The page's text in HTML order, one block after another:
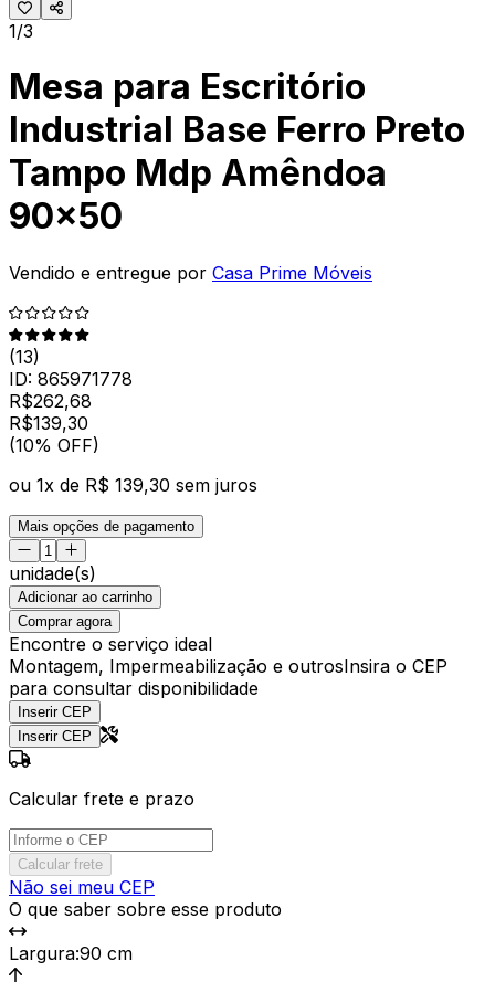
1/3
Mesa para Escritório
Industrial Base Ferro Preto
Tampo Mdp Amêndoa
90x50
Vendido e entregue por Casa Prime Móveis
(13)
ID: 865971778
R$262,68
R$139,30
(10% OFF)
ou 1x de R$ 139,30 sem juros
Mais opções de pagamento
unidade(s)
Adicionar ao carrinho
Comprar agora
Encontre o serviço ideal
Montagem, Impermeabilização e outrosInsira o CEP
para consultar disponibilidade
Inserir CEP
Inserir CEP
Calcular frete e prazo
Calcular frete
Não sei meu CEP
O que saber sobre esse produto
Largura:90 cm